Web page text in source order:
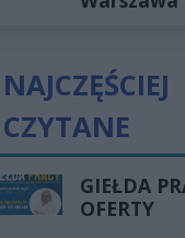
NAJCZĘŚCIEJ
CZYTANE
GIEŁDA
OFERTY